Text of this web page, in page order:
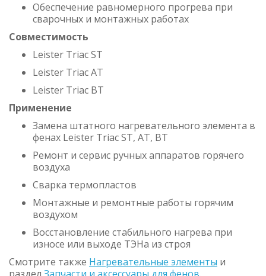
Обеспечение равномерного прогрева при
сварочных и монтажных работах
Совместимость
Leister Triac ST
Leister Triac AT
Leister Triac BT
Применение
Замена штатного нагревательного элемента в
фенах Leister Triac ST, AT, BT
Ремонт и сервис ручных аппаратов горячего
воздуха
Сварка термопластов
Монтажные и ремонтные работы горячим
воздухом
Восстановление стабильного нагрева при
износе или выходе ТЭНа из строя
Смотрите также Нагревательные элементы и